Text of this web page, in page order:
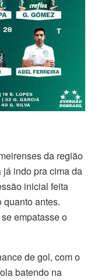
da região
indo pra cima da
inicial feita
antes.
empatasse o
de gol, com o
batendo na